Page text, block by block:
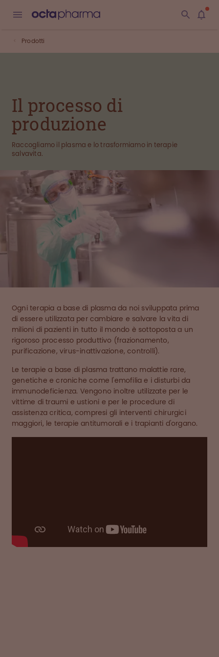
Prodotti
Il processo di
produzione
Raccogliamo il plasma e lo trasformiamo in terapie
salvavita.
Ogni terapia a base di plasma da noi sviluppata prima
di essere utilizzata per cambiare e salvare la vita di
milioni di pazienti in tutto il mondo è sottoposta a un
rigoroso processo produttivo (frazionamento,
purificazione, virus-inattivazione, controlli).
Le terapie a base di plasma trattano malattie rare,
genetiche e croniche come l'emofilia e i disturbi da
immunodeficienza. Vengono inoltre utilizzate per le
vittime di traumi e ustioni e per le procedure di
assistenza critica, compresi gli interventi chirurgici
maggiori, le terapie antitumorali e i trapianti d'organo.